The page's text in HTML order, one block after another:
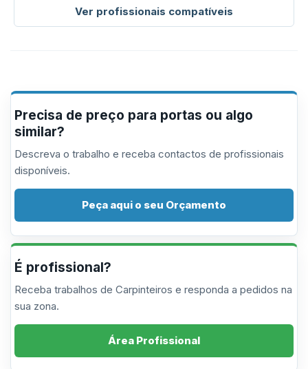
Ver profissionais compatíveis
Precisa de preço para portas ou algo
similar?
Descreva o trabalho e receba contactos de profissionais
disponíveis.
Peça aqui o seu Orçamento
É profissional?
Receba trabalhos de Carpinteiros e responda a pedidos na
sua zona.
Área Profissional